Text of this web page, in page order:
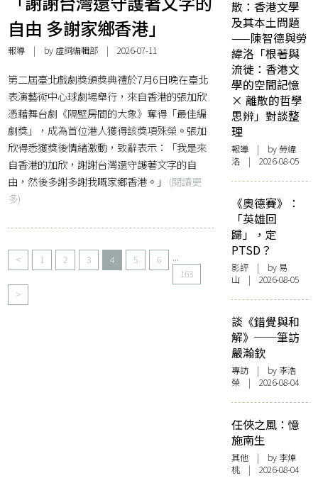
自由 多謝家鄉香港」
報導 | by 虛詞編輯部 | 2026-07-11
第二屆臺北戲劇獎頒獎典禮於7月6日晚在臺北
表演藝術中心球劇場舉行，來自香港的張加欣
憑藉舞台劇《隔壁房間的大象》奪得「最佳編
劇獎」，成為首位港人獲得該獎項殊榮。張加
欣得悉獲獎後情緒激動，致辭表示：「我是來
自香港的加欣，謝謝台灣還守護著文字的自
由，然後多謝多謝我嘅家鄉香港。」 (閱讀更
多)
< 1 2 3 4 5 6 ...
163
>
散：香港文學
及其本土問題
——陳智德與勞
緯洛「根著與
流徙：香港文
學的空間記憶
× 離散的哲學
思辨」對談整
理
報導 | by 勞緯
洛 | 2026-08-05
《奧德賽》：
「英雄回
歸」，定
PTSD？
影評 | by 易
山 | 2026-08-05
談《錯覺與和
解》──筆訪
嚴瀚欽
專訪 | by 李浩
榮 | 2026-08-04
任俠之風：憶
施南生
其他 | by 李焯
桃 | 2026-08-04